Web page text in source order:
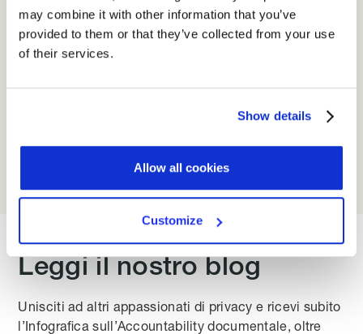
may combine it with other information that you’ve
provided to them or that they’ve collected from your use
of their services.
Show details
Allow all cookies
Customize
La multa a Google sta spaventando molte aziende che
trattano dati personali. Se tu sei tra queste,
contattaci
Leggi il nostro blog
Unisciti ad altri appassionati di privacy e ricevi subito
l’Infografica sull’Accountability documentale, oltre